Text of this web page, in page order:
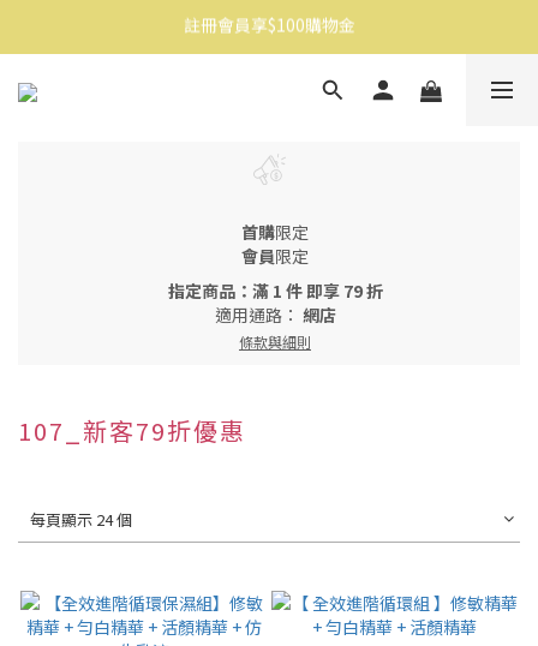
消費滿$1500免運
註冊會員享$100購物金
首購限定
會員限定
指定商品：滿 1 件 即享 79 折
適用通路： 網店
條款與細則
107_新客79折優惠
每頁顯示 24 個